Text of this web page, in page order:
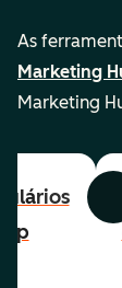
As
Marketing
Marketing
Anterior